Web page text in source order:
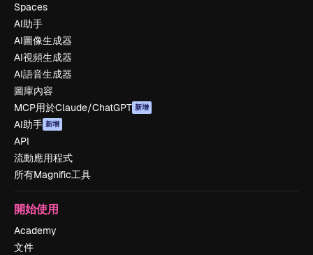
Spaces
AI助手
AI圖像生成器
AI視頻生成器
AI語音生成器
圖庫內容
MCP用於Claude/ChatGPT 新增
AI助手 新增
API
流動應用程式
所有Magnific工具
開始使用
Academy
文件